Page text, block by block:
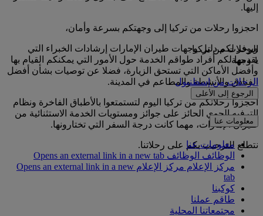
إليها.
احجزوا رحلات من تركيا إلى وجهتكم بسرعة وأمان،
ويوفر لكم دليل وجهات طيران الإمارات إرشادات الخبراء التي
يقدمها لكم أفراد طواقم الخدمة حول الأمور التي يمكنكم القيام بها
وأفضل الأماكن التي تستحق الزيارة، فضلا عن توصيات بشأن أفضل
الفنادق والأنشطة والمطاعم في المدينة.
احجزوا رحلاتكم من تركيا اليوم لتستمتعوا بالأطباق الفاخرة ونظام
الترفيه الجوي الحائز على جوائز ومستويات الخدمة الاستثنائية من
طيران الإمارات، مهما كانت درجة السفر التي تختارونها.
نتطلع للترحيب بكم على رحلاتنا.
الرحلات من تركيا
1 وجهة
الرحلات من إسطنبول
الرجوع إلى الأعلى
معلومات عنا
معلومات عنا
الوظائف الوظائف Opens an external link in a new tab
مركز الإعلام
مركز الإعلام Opens an external link in a new
tab
كوكبنا
طاقم عملنا
مجتمعاتنا المحلية